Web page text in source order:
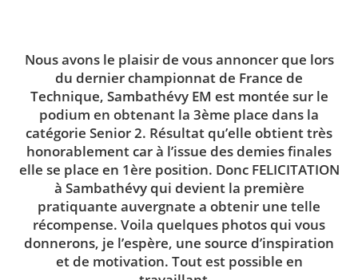
Nous avons le plaisir de vous annoncer que lors
du dernier championnat de France de
Technique, Sambathévy EM est montée sur le
podium en obtenant la 3ème place dans la
catégorie Senior 2. Résultat qu’elle obtient très
honorablement car à l’issue des demies finales
elle se place en 1ère position. Donc FELICITATION
à Sambathévy qui devient la première
pratiquante auvergnate a obtenir une telle
récompense. Voila quelques photos qui vous
donnerons, je l’espère, une source d’inspiration
et de motivation. Tout est possible en